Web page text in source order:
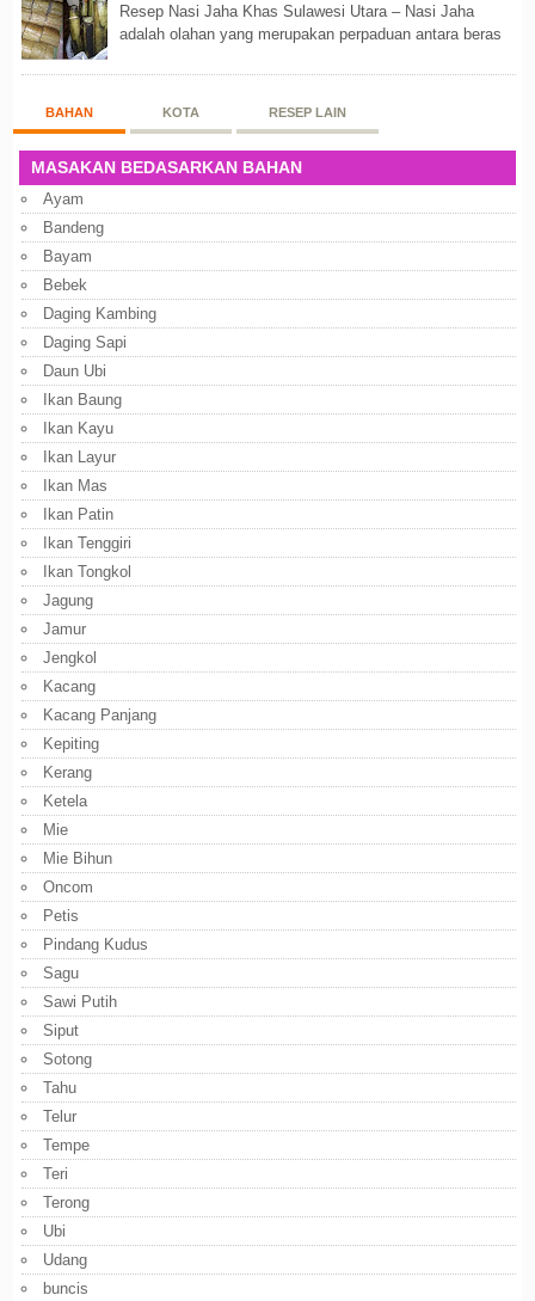
Resep Nasi Jaha Khas Sulawesi Utara – Nasi Jaha
adalah olahan yang merupakan perpaduan antara beras
BAHAN KOTA RESEP LAIN
MASAKAN BEDASARKAN BAHAN
Ayam
Bandeng
Bayam
Bebek
Daging Kambing
Daging Sapi
Daun Ubi
Ikan Baung
Ikan Kayu
Ikan Layur
Ikan Mas
Ikan Patin
Ikan Tenggiri
Ikan Tongkol
Jagung
Jamur
Jengkol
Kacang
Kacang Panjang
Kepiting
Kerang
Ketela
Mie
Mie Bihun
Oncom
Petis
Pindang Kudus
Sagu
Sawi Putih
Siput
Sotong
Tahu
Telur
Tempe
Teri
Terong
Ubi
Udang
buncis